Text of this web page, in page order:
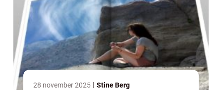
28 november 2025 Stine Berg